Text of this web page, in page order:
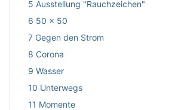
5 Ausstellung "Rauchzeichen"
6 50 x 50
7 Gegen den Strom
8 Corona
9 Wasser
10 Unterwegs
11 Momente